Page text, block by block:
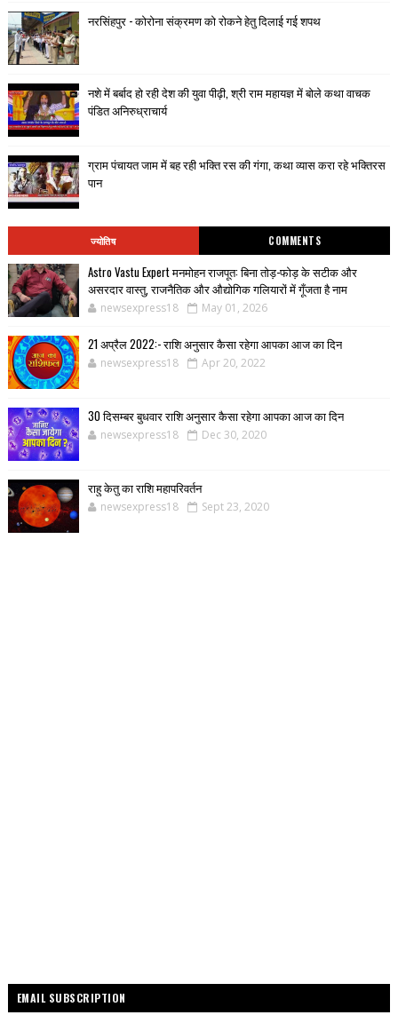
नरसिंहपुर - कोरोना संक्रमण को रोकने हेतु दिलाई गई शपथ
नशे में बर्बाद हो रही देश की युवा पीढ़ी, श्री राम महायज्ञ में बोले कथा वाचक
पंडित अनिरुध्राचार्य
ग्राम पंचायत जाम में बह रही भक्ति रस की गंगा, कथा व्यास करा रहे भक्तिरस
पान
ज्योतिष COMMENTS
Astro Vastu Expert मनमोहन राजपूत: बिना तोड़-फोड़ के सटीक और
असरदार वास्तु, राजनैतिक और औद्योगिक गलियारों में गूँजता है नाम
newsexpress18 May 01, 2026
21 अप्रैल 2022:- राशि अनुसार कैसा रहेगा आपका आज का दिन
newsexpress18 Apr 20, 2022
30 दिसम्बर बुधवार राशि अनुसार कैसा रहेगा आपका आज का दिन
newsexpress18 Dec 30, 2020
राहु केतु का राशि महापरिवर्तन
newsexpress18 Sept 23, 2020
EMAIL SUBSCRIPTION